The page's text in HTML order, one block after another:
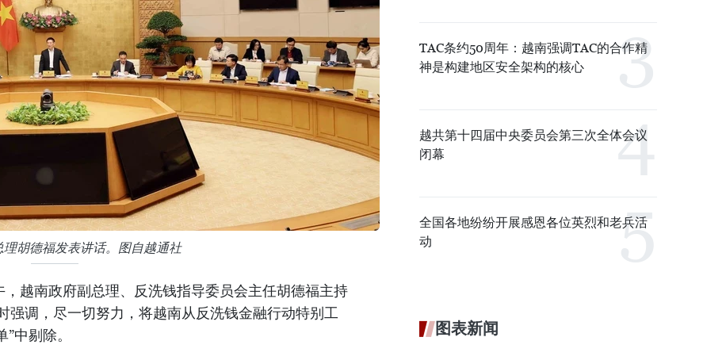
理胡德福发表讲话。图自越通社
越南政府副总理、反洗钱指导委员会主任胡德福主持
强调，尽一切努力，将越南从反洗钱金融行动特别工
中剔除。
TAC条约50周年：越南强调TAC的合作精
神是构建地区安全架构的核心
越共第十四届中央委员会第三次全体会议
闭幕
全国各地纷纷开展感恩各位英烈和老兵活
动
图表新闻